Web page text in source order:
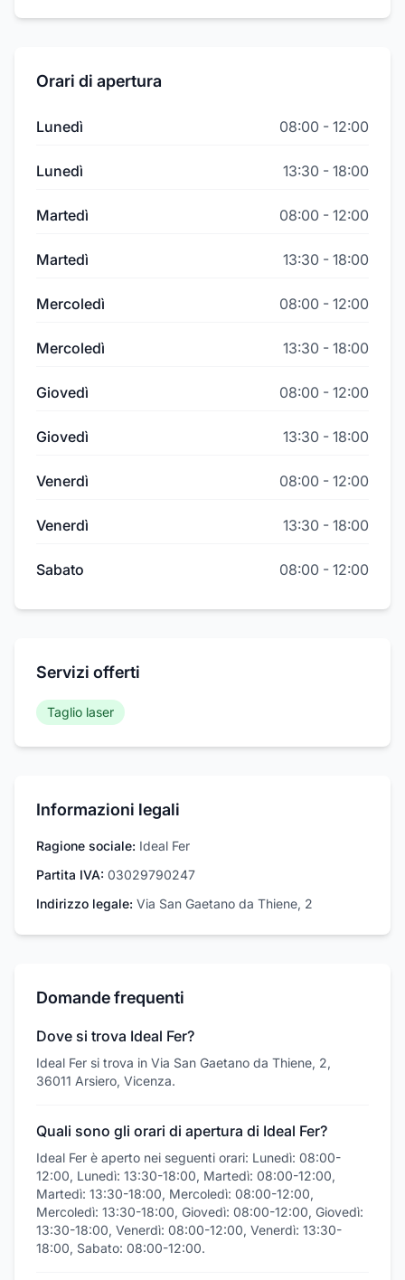
Orari di apertura
Lunedì 08:00 - 12:00
Lunedì 13:30 - 18:00
Martedì 08:00 - 12:00
Martedì 13:30 - 18:00
Mercoledì 08:00 - 12:00
Mercoledì 13:30 - 18:00
Giovedì 08:00 - 12:00
Giovedì 13:30 - 18:00
Venerdì 08:00 - 12:00
Venerdì 13:30 - 18:00
Sabato 08:00 - 12:00
Servizi offerti
Taglio laser
Informazioni legali
Ragione sociale: Ideal Fer
Partita IVA: 03029790247
Indirizzo legale: Via San Gaetano da Thiene, 2
Domande frequenti
Dove si trova Ideal Fer?
Ideal Fer si trova in Via San Gaetano da Thiene, 2,
36011 Arsiero, Vicenza.
Quali sono gli orari di apertura di Ideal Fer?
Ideal Fer è aperto nei seguenti orari: Lunedì: 08:00-
12:00, Lunedì: 13:30-18:00, Martedì: 08:00-12:00,
Martedì: 13:30-18:00, Mercoledì: 08:00-12:00,
Mercoledì: 13:30-18:00, Giovedì: 08:00-12:00, Giovedì:
13:30-18:00, Venerdì: 08:00-12:00, Venerdì: 13:30-
18:00, Sabato: 08:00-12:00.